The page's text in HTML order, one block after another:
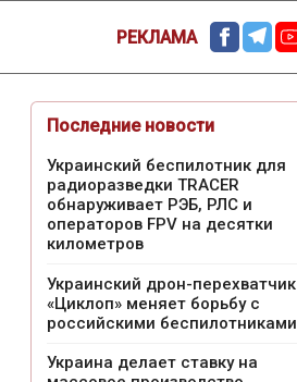
РЕКЛАМА
Последние новости
Украинский беспилотник для
радиоразведки TRACER
обнаруживает РЭБ, РЛС и
операторов FPV на десятки
километров
Украинский дрон-перехватчик
«Циклоп» меняет борьбу с
российскими беспилотниками
Украина делает ставку на